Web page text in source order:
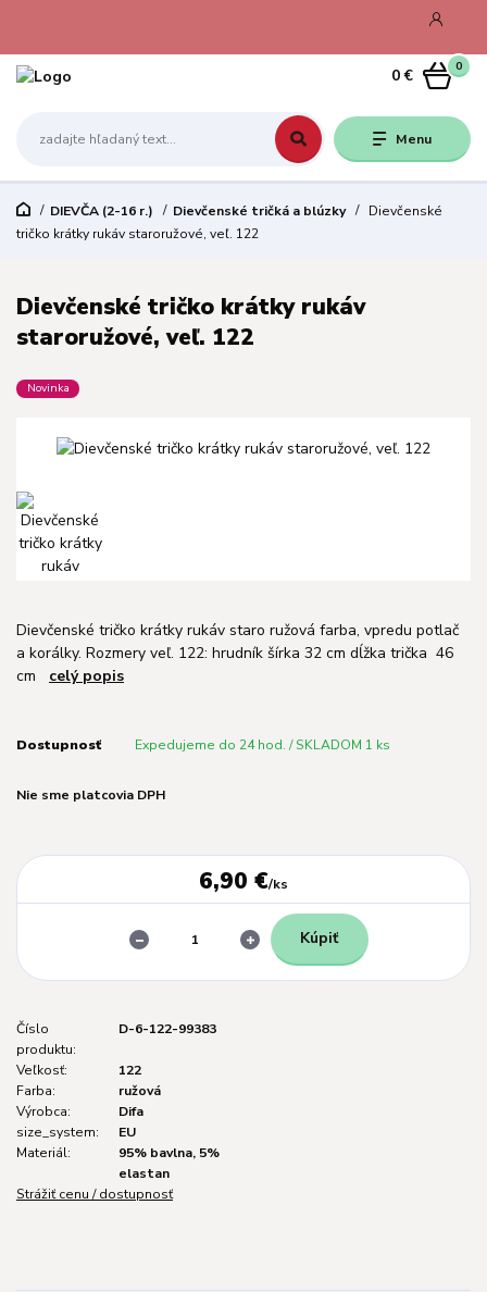
Menu
0
0 €
DIEVČA (2-16 r.) Dievčenské tričká a blúzky
Dievčenské
tričko krátky rukáv staroružové, veľ. 122
Dievčenské tričko krátky rukáv
staroružové, veľ. 122
Novinka
Dievčenské tričko krátky rukáv staro ružová farba, vpredu potlač
a korálky. Rozmery veľ. 122: hrudník šírka 32 cm dĺžka trička 46
cm celý popis
Dostupnosť Expedujeme do 24 hod. / SKLADOM 1 ks
Nie sme platcovia DPH
6,90 €/ks
Kúpiť
Číslo
produktu:
D-6-122-99383
Veľkosť:
122
Farba:
ružová
Výrobca:
Difa
size_system:
EU
Materiál:
95% bavlna, 5%
elastan
Strážiť cenu / dostupnosť